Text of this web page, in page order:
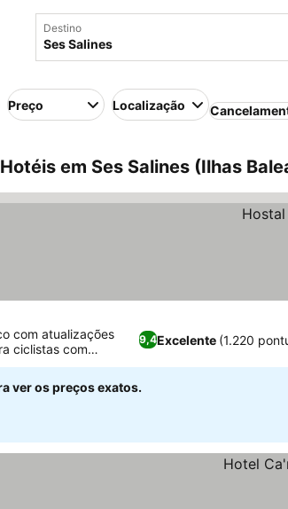
Destino
Preço Localização
Hotéis em Ses Salines (Ilhas
9,4Excelente (1.220
com atualizações
ciclistas com
ver os preços exatos.